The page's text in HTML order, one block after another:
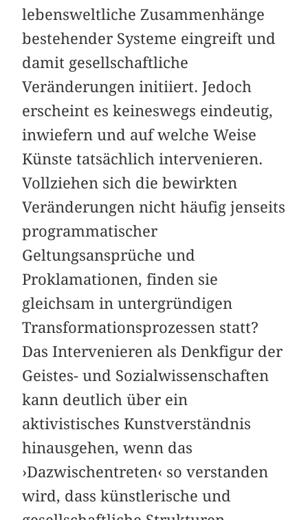
lebensweltliche Zusammenhänge
bestehender Systeme eingreift und
damit gesellschaftliche
Veränderungen initiiert. Jedoch
erscheint es keineswegs eindeutig,
inwiefern und auf welche Weise
Künste tatsächlich intervenieren.
Vollziehen sich die bewirkten
Veränderungen nicht häufig jenseits
programmatischer
Geltungsansprüche und
Proklamationen, finden sie
gleichsam in untergründigen
Transformationsprozessen statt?
Das Intervenieren als Denkfigur der
Geistes- und Sozialwissenschaften
kann deutlich über ein
aktivistisches Kunstverständnis
hinausgehen, wenn das
›Dazwischentreten‹ so verstanden
wird, dass künstlerische und